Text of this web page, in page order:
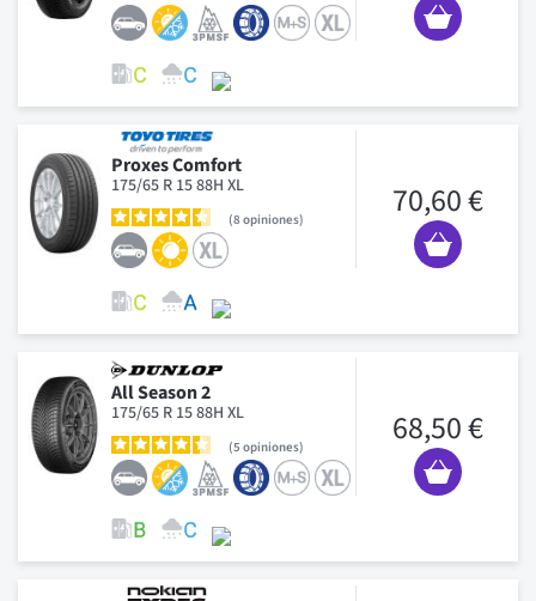
Proxes Comfort
175/65 R 15 88H XL
8 opiniones 70,60 €
All Season 2
175/65 R 15 88H XL
5 opiniones 68,50 €